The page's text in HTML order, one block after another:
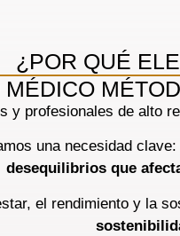
¿POR QUÉ
MÉDICO
y profesionales de alto
una necesidad clave:
desequilibrios que
el rendimiento y la